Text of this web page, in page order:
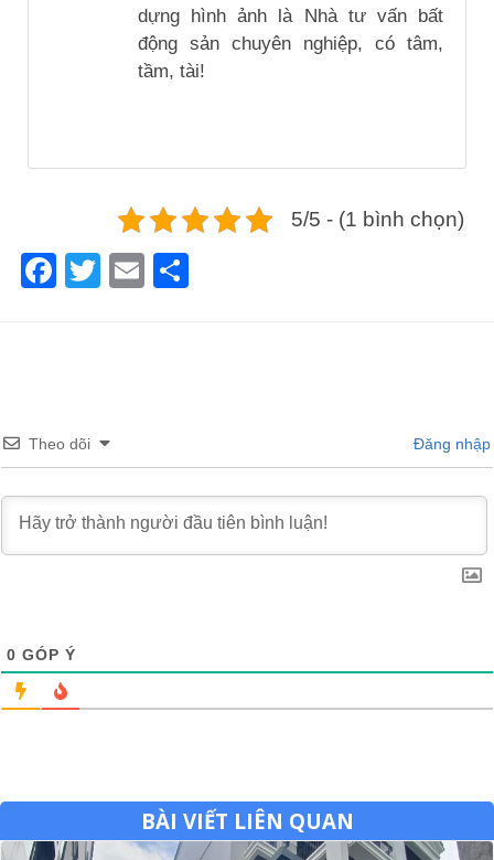
dựng hình ảnh là Nhà tư vấn bất
động sản chuyên nghiệp, có tâm,
tầm, tài!
5/5 - (1 bình chọn)
Facebook
TwitterEmail
Theo dõi Đăng nhập
0 GÓP Ý
BÀI VIẾT LIÊN QUAN